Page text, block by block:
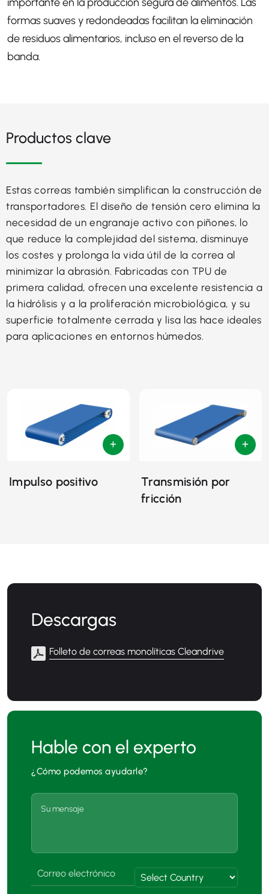
formas suaves y redondeadas facilitan la eliminación
de residuos alimentarios, incluso en el reverso de la
banda.
Productos clave
Estas correas también simplifican la construcción de
transportadores. El diseño de tensión cero elimina la
necesidad de un engranaje activo con piñones, lo
que reduce la complejidad del sistema, disminuye
los costes y prolonga la vida útil de la correa al
minimizar la abrasión. Fabricadas con TPU de
primera calidad, ofrecen una excelente resistencia a
la hidrólisis y a la proliferación microbiológica, y su
superficie totalmente cerrada y lisa las hace ideales
para aplicaciones en entornos húmedos.
Impulso positivo
Transmisión por
fricción
Descargas
Folleto de correas monolíticas Cleandrive
Hable con el experto
¿Cómo podemos ayudarle?